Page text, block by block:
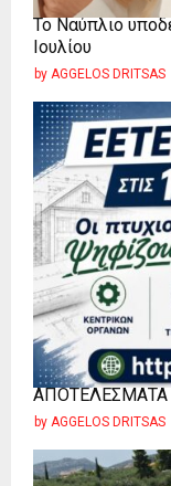
Το Ναύπλιο
Ιουλίου
by AGGELOS DRITSAS
ΑΠΟΤΕΛΕΣΜΑΤΑ
by AGGELOS DRITSAS